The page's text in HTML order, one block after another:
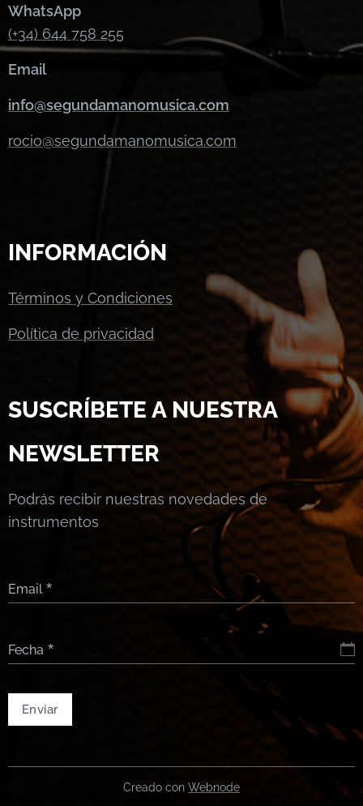
WhatsApp
(+34) 644 758 255
Email
info@segundamanomusica.com
rocio@segundamanomusica.com
INFORMACIÓN
Términos y Condiciones
Política de privacidad
SUSCRÍBETE A NUESTRA
NEWSLETTER
Podrás recibir nuestras novedades de
instrumentos
Email
Fecha
Enviar
Creado con Webnode